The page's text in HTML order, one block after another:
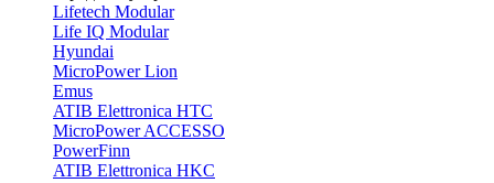
Lifetech Modular
Life IQ Modular
Hyundai
MicroPower Lion
Emus
ATIB Elettronica HTC
MicroPower ACCESSO
PowerFinn
ATIB Elettronica HKC